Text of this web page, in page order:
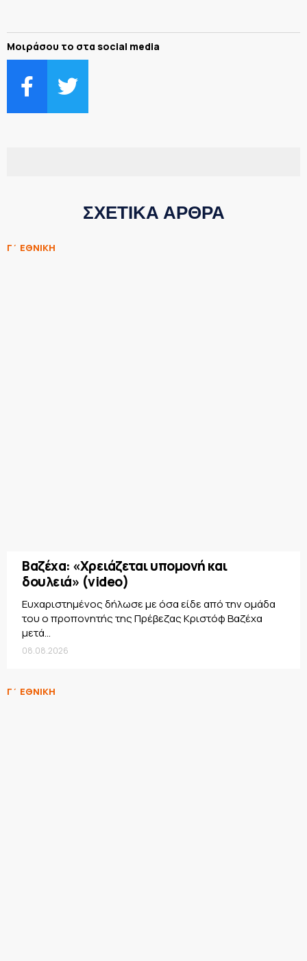
Μοιράσου το στα social media
ΣΧΕΤΙΚΑ ΑΡΘΡΑ
Γ΄ ΕΘΝΙΚΗ
Βαζέχα: «Χρειάζεται υπομονή και
δουλειά» (video)
Ευχαριστημένος δήλωσε με όσα είδε από την ομάδα
του ο προπονητής της Πρέβεζας Κριστόφ Βαζέχα
μετά...
08.08.2026
Γ΄ ΕΘΝΙΚΗ